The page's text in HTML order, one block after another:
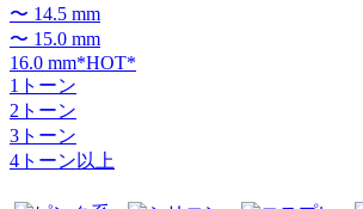
〜 14.5 mm
〜 15.0 mm
16.0 mm*HOT*
1トーン
2トーン
3トーン
4トーン以上